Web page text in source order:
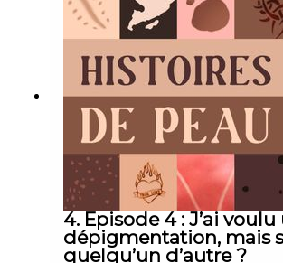
danger. Pourtant, notre peau peut
suite à un accident, une grave
c'est le cas pour Laurent Gaudens,
fondateur Burns and Smiles.Est-il
réparer et tenter de la remplacer ?
nous explique la Professeure Lee-
Applegate, cheffe d’unité de
reconstructive à Lausanne et
sociologue membre du comité
magazine Peaulogie et spécialiste
domaine des grands brûlés.
4. Episode 4 : J’ai voulu
dépigmentation, mais
quelqu’un d’autre ?